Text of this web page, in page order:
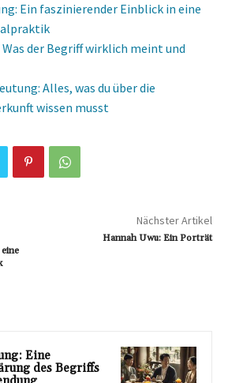
Ein faszinierender Einblick in eine
der Begriff wirklich meint und
Alles, was du über die
wissen musst
Nächster Artikel
Hannah Uwu: Ein Porträt
Eine
des Begriffs